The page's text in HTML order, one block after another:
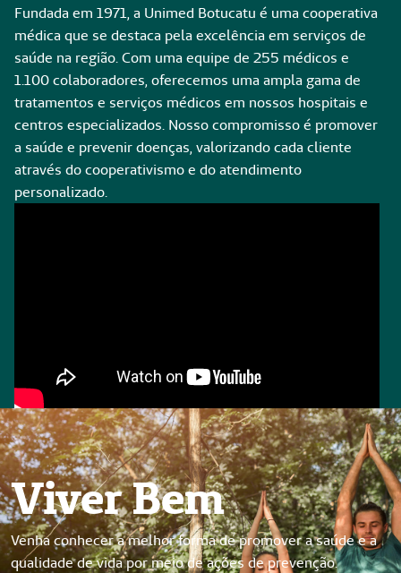
Fundada em 1971, a Unimed Botucatu é uma cooperativa
médica que se destaca pela excelência em serviços de
saúde na região. Com uma equipe de 255 médicos e
1.100 colaboradores, oferecemos uma ampla gama de
tratamentos e serviços médicos em nossos hospitais e
centros especializados. Nosso compromisso é promover
a saúde e prevenir doenças, valorizando cada cliente
através do cooperativismo e do atendimento
personalizado.
Viver Bem
Venha conhecer a melhor forma de promover a saúde e a
qualidade de vida por meio de ações de prevenção.